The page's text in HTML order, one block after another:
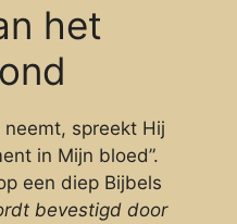
het
spreekt Hij
in Mijn bloed”.
een diep Bijbels
bevestigd door